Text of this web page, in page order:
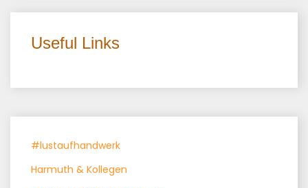
Useful Links
#lustaufhandwerk
Harmuth & Kollegen